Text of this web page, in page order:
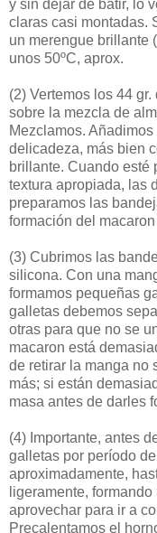
y sin dejar de batir, lo
claras casi montadas.
un merengue brillante
unos 50ºC, aprox.
(2) Vertemos los 44
sobre la mezcla de
Mezclamos.
delicadeza, más bien
brillante. Cuando esté
textura apropiada, las
preparamos las
formación del
(3) Cubrimos las
silicona. Con una
formamos pequeñas
galletas debemos
otras para que no se
macaron está
de retirar la manga no
más; si están
masa antes de darles
(4) Importante, antes
galletas por período
aproximadamente,
ligeramente,
aprovechar para ir a
Precalentamos el